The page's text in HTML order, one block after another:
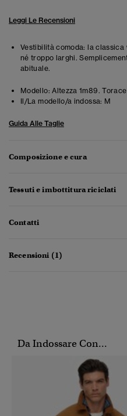
Leggi Le Recensioni
Vestibilità comoda: la
né troppo larghi.
abituale.
Modello: Altezza 1m89.
Il/La modello/a indossa: M
Guida Alle Taglie
Composizione e cura
Tessuti e imbottitura riciclati
Contatti
Recensioni (1)
Da Indossare Con...